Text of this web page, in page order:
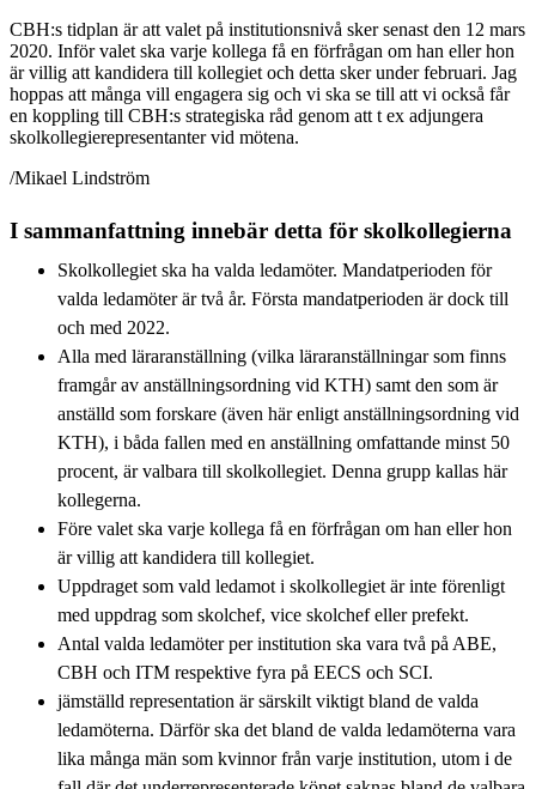
CBH:s tidplan är att valet på institutionsnivå sker senast den 12 mars
2020. Inför valet ska varje kollega få en förfrågan om han eller hon
är villig att kandidera till kollegiet och detta sker under februari. Jag
hoppas att många vill engagera sig och vi ska se till att vi också får
en koppling till CBH:s strategiska råd genom att t ex adjungera
skolkollegierepresentanter vid mötena.
/Mikael Lindström
I sammanfattning innebär detta för skolkollegierna
Skolkollegiet ska ha valda ledamöter. Mandatperioden för
valda ledamöter är två år. Första mandatperioden är dock till
och med 2022.
Alla med läraranställning (vilka läraranställningar som finns
framgår av anställningsordning vid KTH) samt den som är
anställd som forskare (även här enligt anställningsordning vid
KTH), i båda fallen med en anställning omfattande minst 50
procent, är valbara till skolkollegiet. Denna grupp kallas här
kollegerna.
Före valet ska varje kollega få en förfrågan om han eller hon
är villig att kandidera till kollegiet.
Uppdraget som vald ledamot i skolkollegiet är inte förenligt
med uppdrag som skolchef, vice skolchef eller prefekt.
Antal valda ledamöter per institution ska vara två på ABE,
CBH och ITM respektive fyra på EECS och SCI.
jämställd representation är särskilt viktigt bland de valda
ledamöterna. Därför ska det bland de valda ledamöterna vara
lika många män som kvinnor från varje institution, utom i de